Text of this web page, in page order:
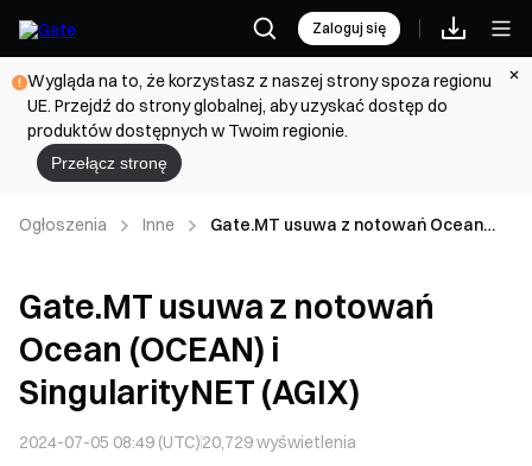
Zaloguj się
Wygląda na to, że korzystasz z naszej strony spoza regionu
UE. Przejdź do strony globalnej, aby uzyskać dostęp do
produktów dostępnych w Twoim regionie.
Przełącz stronę
Ogłoszenia Inne
Gate.MT usuwa z notowań Ocean
Gate.MT usuwa z notowań
Ocean (OCEAN) i
SingularityNET (AGIX)
2024-07-05 08:49 (UTC)20,729wyświetlenia